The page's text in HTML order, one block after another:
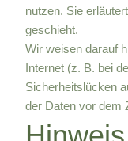
nutzen. Sie
geschieht.
Wir weisen darauf
Internet (z. B. bei
Sicherheitslücken
der Daten vor dem